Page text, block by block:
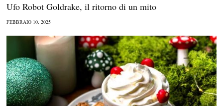
Ufo Robot Goldrake, il ritorno di un mito
FEBBRAIO 10, 2025